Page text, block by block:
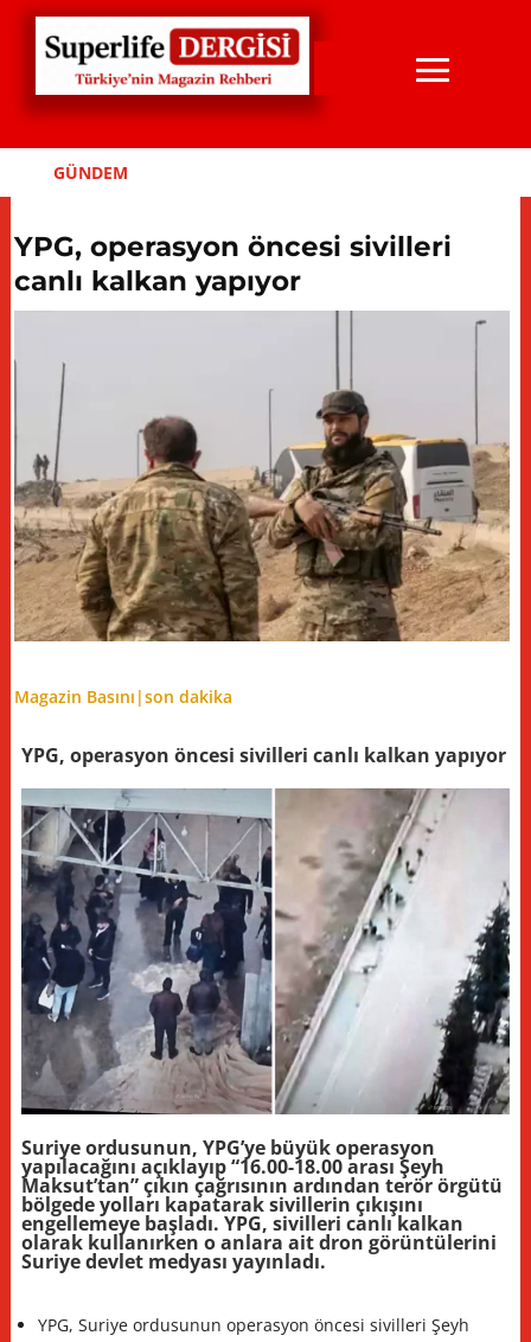
GÜNDEM
YPG, operasyon öncesi sivilleri
canlı kalkan yapıyor
Magazin Basını|son dakika
YPG, operasyon öncesi sivilleri canlı kalkan yapıyor
Suriye ordusunun, YPG’ye büyük operasyon
yapılacağını açıklayıp “16.00-18.00 arası Şeyh
Maksut’tan” çıkın çağrısının ardından terör örgütü
bölgede yolları kapatarak sivillerin çıkışını
engellemeye başladı. YPG, sivilleri canlı kalkan
olarak kullanırken o anlara ait dron görüntülerini
Suriye devlet medyası yayınladı.
YPG, Suriye ordusunun operasyon öncesi sivilleri Şeyh